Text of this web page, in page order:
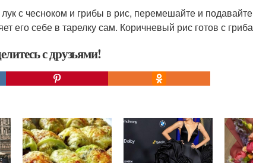
с чесноком и грибы в рис, перемешайте и
его себе в тарелку сам. Коричневый рис готов с
с друзьями!